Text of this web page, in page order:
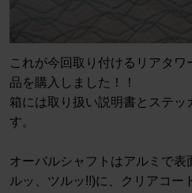
これが今回取り付けるリアタ
品を購入しました！！
箱には取り扱い説明書とステッ
す。
オーバルシャフトはアルミで表
ルッ、ツルッ!!)に、クリアコー